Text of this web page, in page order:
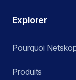
Explorer
Pourquoi
Produits